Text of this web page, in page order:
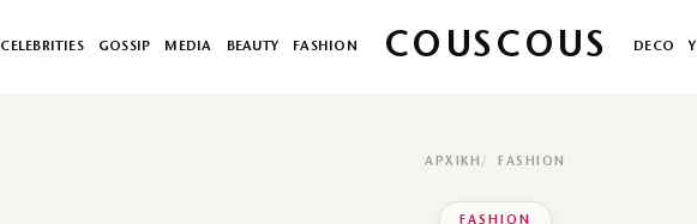
CELEBRITIES GOSSIP MEDIA BEAUTY FASHION COUSCOUS DECO
ΑΡΧΙΚΉ FASHION
FASHION